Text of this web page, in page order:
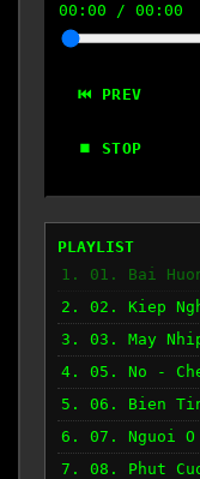
00:00 / 00:00
⏮ PREV
⏹ STOP
PLAYLIST
1. 01. Bai
2. 02. Kiep
3. 03. May
4. 05. No -
5. 06. Bien
6. 07. Nguoi O
7. 08. Phut